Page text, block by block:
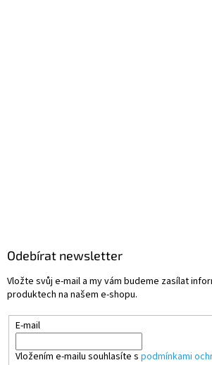
Odebírat newsletter
Vložte svůj e-mail a my vám budeme zasílat
produktech na našem e-shopu.
E-mail
Vložením e-mailu souhlasíte s podmínkami